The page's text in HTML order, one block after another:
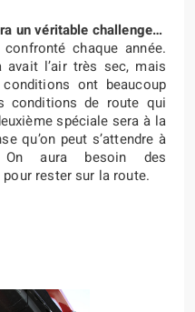
un véritable challenge…
chaque année.
avait l’air très sec, mais
ont beaucoup
conditions de route qui
spéciale sera à la
qu’on peut s’attendre à
On aura besoin des
rester sur la route.